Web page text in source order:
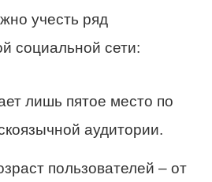
учесть ряд
социальной сети:
лишь пятое место по
аудитории.
пользователей – от